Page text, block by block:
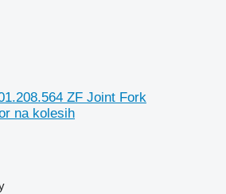
ZF Joint Fork
na kolesih